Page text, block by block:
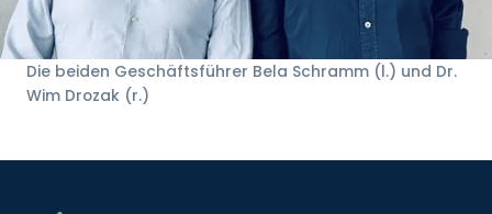
Die beiden Geschäftsführer Bela Schramm (l.) und Dr.
Wim Drozak (r.)